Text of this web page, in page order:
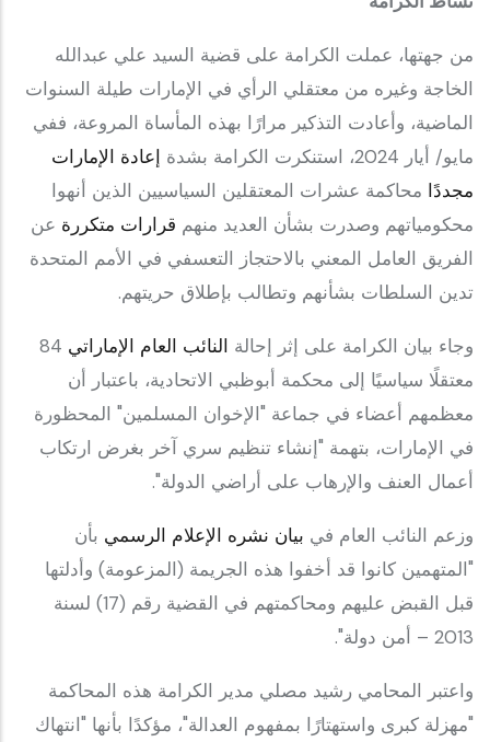
من جهتها، عملت الكرامة على قضية السيد علي عبدالله
الخاجة وغيره من معتقلي الرأي في الإمارات طيلة السنوات
الماضية، وأعادت التذكير مرارًا بهذه المأساة المروعة، ففي
مايو/ أيار 2024، استنكرت الكرامة بشدة
إعادة الإمارات
مجددًا محاكمة عشرات المعتقلين السياسيين الذين أنهوا
محكومياتهم وصدرت بشأن العديد منهم قرارات متكررة عن
الفريق العامل المعني بالاحتجاز التعسفي في الأمم المتحدة
تدين السلطات بشأنهم وتطالب بإطلاق حريتهم.
وجاء بيان الكرامة على إثر إحالة النائب العام الإماراتي 84
معتقلًا سياسيًا إلى محكمة أبوظبي الاتحادية، باعتبار أن
معظمهم أعضاء في جماعة "الإخوان المسلمين" المحظورة
في الإمارات، بتهمة "إنشاء تنظيم سري آخر بغرض ارتكاب
أعمال العنف والإرهاب على أراضي الدولة".
وزعم النائب العام في بيان نشره الإعلام الرسمي بأن
"المتهمين كانوا قد أخفوا هذه الجريمة (المزعومة) وأدلتها
قبل القبض عليهم ومحاكمتهم في القضية رقم (17) لسنة
2013 – أمن دولة".
واعتبر المحامي رشيد مصلي مدير الكرامة هذه المحاكمة
"مهزلة كبرى واستهتارًا بمفهوم العدالة"، مؤكدًا بأنها "انتهاك